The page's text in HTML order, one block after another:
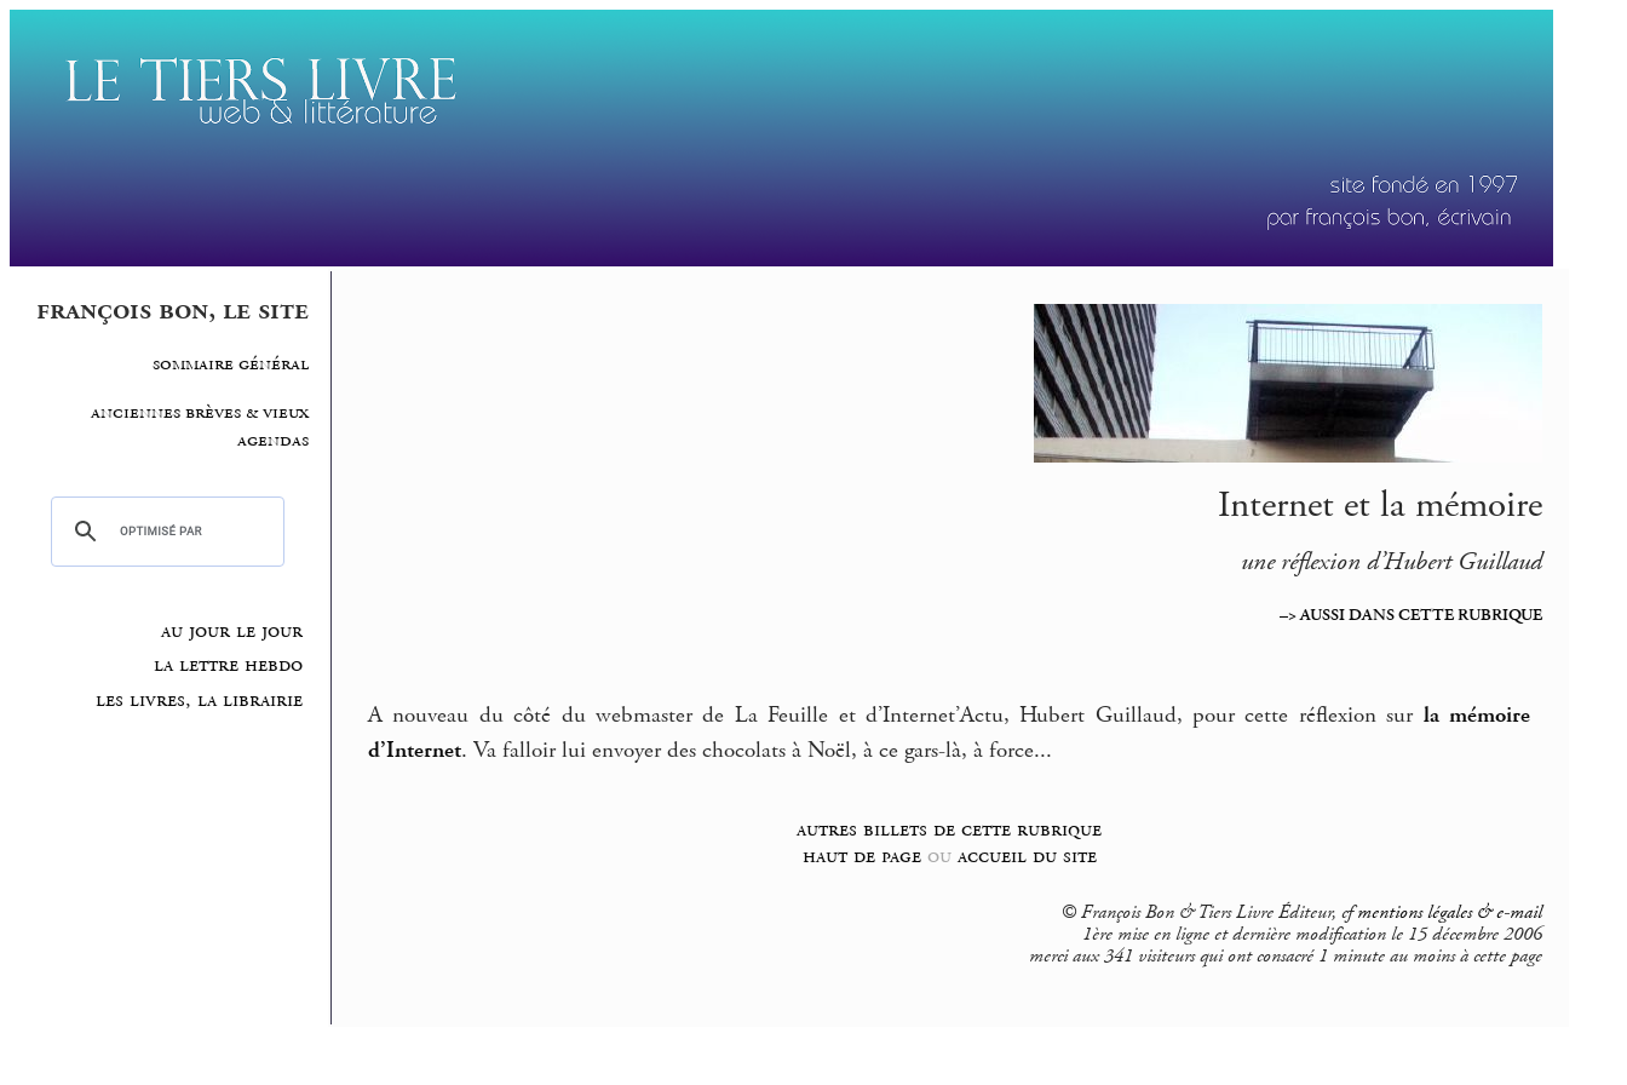
françois bon, le site
sommaire général
anciennes brèves & vieux
agendas
au jour le jour
la lettre hebdo
les livres, la librairie
Internet et la mémoire
une réflexion d’Hubert Guillaud
–> AUSSI DANS CETTE RUBRIQUE
A nouveau du côté du webmaster de La Feuille et d’Internet’Actu, Hubert Guillaud, pour cette réflexion sur la mémoire
d’Internet. Va falloir lui envoyer des chocolats à Noël, à ce gars-là, à force...
autres billets de cette rubrique
haut de pageouaccueil du site
© François Bon & Tiers Livre Éditeur, cfmentions légales & e-mail
1ère mise en ligne et dernière modification le 15 décembre 2006
merci aux 341 visiteurs qui ont consacré 1 minute au moins à cette page